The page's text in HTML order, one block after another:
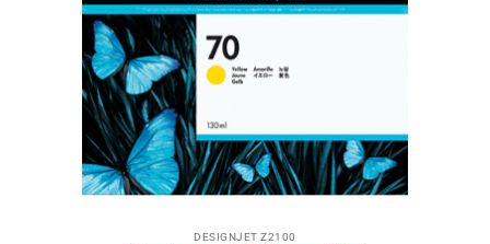
DESIGNJET Z2100